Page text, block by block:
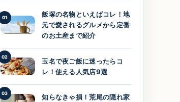
01
飯塚の名物といえばコレ！地
元で愛されるグルメから定番
のお土産まで紹介
02
玉名で夜ご飯に迷ったらコ
レ！使える人気店9選
03
知らなきゃ損！荒尾の隠れ家